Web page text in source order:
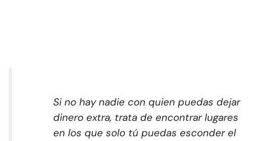
Si no hay nadie con quien puedas dejar
dinero extra, trata de encontrar lugares
en los que solo tú puedas esconder el